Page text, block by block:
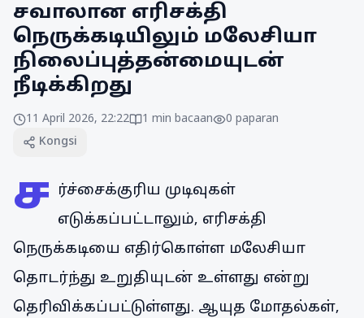
சவாலான எரிசக்தி
நெருக்கடியிலும் மலேசியா
நிலைப்புத்தன்மையுடன்
நீடிக்கிறது
11 April 2026, 22:22 1 min bacaan 0 paparan
Kongsi
ச ர்ச்சைக்குரிய முடிவுகள்
எடுக்கப்பட்டாலும், எரிசக்தி
நெருக்கடியை எதிர்கொள்ள மலேசியா
தொடர்ந்து உறுதியுடன் உள்ளது என்று
தெரிவிக்கப்பட்டுள்ளது. ஆயுத மோதல்கள்,